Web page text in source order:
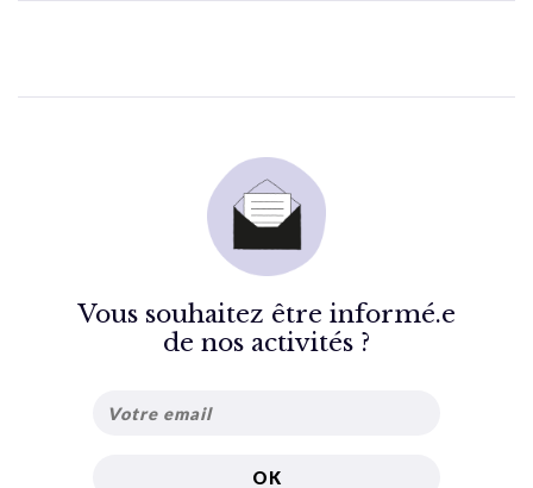
Vous souhaitez être informé.e
de nos activités ?